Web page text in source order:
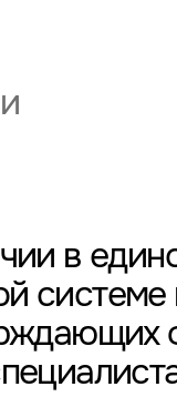
в
системе